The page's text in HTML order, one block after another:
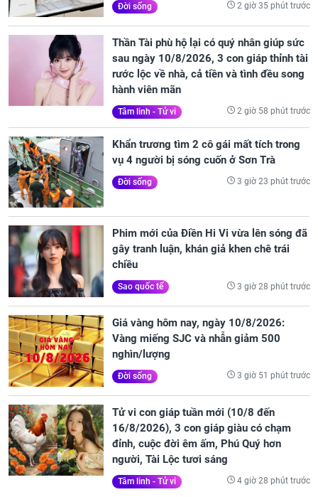
Đời sống 2 giờ 35 phút trước
Thần Tài phù hộ lại có quý nhân giúp sức
sau ngày 10/8/2026, 3 con giáp thỉnh tài
rước lộc về nhà, cả tiền và tình đều song
hành viên mãn
Tâm linh - Tử vi 2 giờ 58 phút trước
Khẩn trương tìm 2 cô gái mất tích trong
vụ 4 người bị sóng cuốn ở Sơn Trà
Đời sống 3 giờ 23 phút trước
Phim mới của Điền Hi Vi vừa lên sóng đã
gây tranh luận, khán giả khen chê trái
chiều
Sao quốc tế 3 giờ 28 phút trước
Giá vàng hôm nay, ngày 10/8/2026:
Vàng miếng SJC và nhẫn giảm 500
nghìn/lượng
Đời sống 3 giờ 51 phút trước
Tử vi con giáp tuần mới (10/8 đến
16/8/2026), 3 con giáp giàu có chạm
đỉnh, cuộc đời êm ấm, Phú Quý hơn
người, Tài Lộc tươi sáng
Tâm linh - Tử vi 4 giờ 28 phút trước